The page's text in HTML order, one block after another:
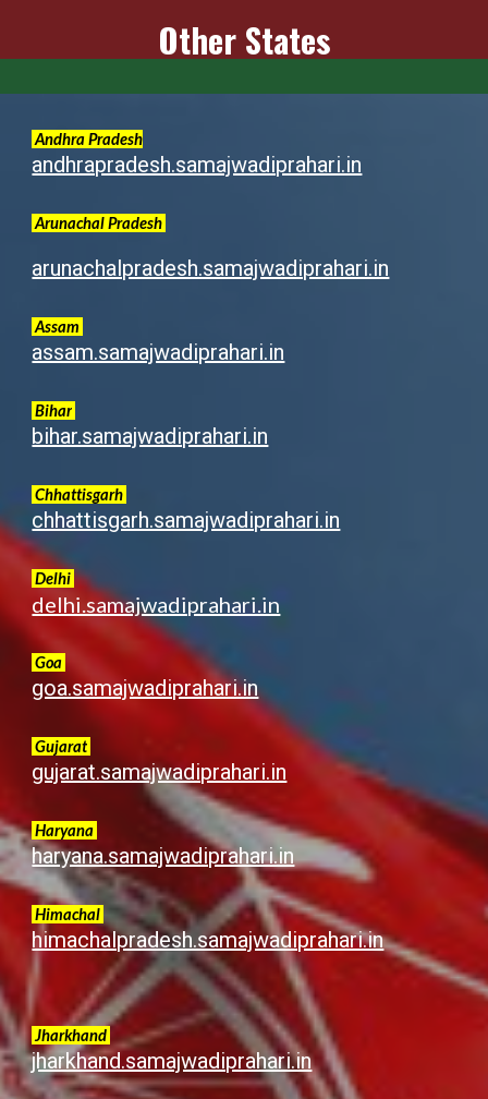
Other States
Andhra Pradesh
andhrapradesh.samajwadiprahari.in
ArunachalPradesh
arunachalpradesh.samajwadiprahari.in
Assam
assam.samajwadiprahari.in
Bihar
bihar.samajwadiprahari.in
Chhattisgarh
chhattisgarh.samajwadiprahari.in
Delhi
delhi.samajwadiprahari.in
Goa
goa.samajwadiprahari.in
Gujarat
gujarat.samajwadiprahari.in
Haryana
haryana.samajwadiprahari.in
Himachal
himachalpradesh.samajwadiprahari.in
Jharkhand
jharkhand.samajwadiprahari.in